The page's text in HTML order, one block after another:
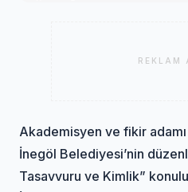
REKLAM
Akademisyen ve fikir
İnegöl Belediyesi’nin
Tasavvuru ve Kimlik”